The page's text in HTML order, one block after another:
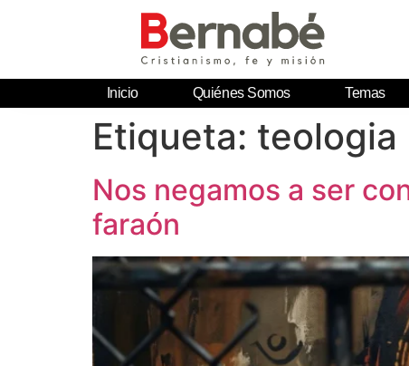
Inicio Quiénes Somos Temas
Etiqueta: teologia
Nos negamos a ser
faraón